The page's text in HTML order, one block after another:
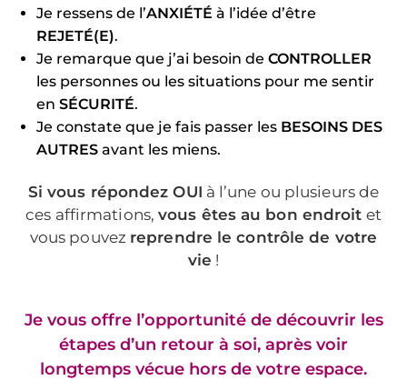
Je ressens de l’ANXIÉTÉ à l’idée d’être
REJETÉ(E).
Je remarque que j’ai besoin de CONTROLLER
les personnes ou les situations pour me sentir
en SÉCURITÉ.
Je constate que je fais passer les BESOINS DES
AUTRES avant les miens.
Si vous répondez OUI à l’une ou plusieurs de
ces affirmations,vous êtes au bon endroit et
vous pouvez reprendre le contrôle de votre
vie !
Je vous offre l’opportunité de découvrir les
étapes d’un retour à soi, après voir
longtemps vécue hors de votre espace.